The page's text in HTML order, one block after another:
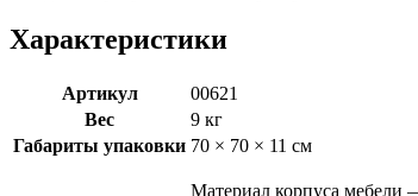
Характеристики
Артикул
00621
Вес
9 кг
Габариты упаковки 70 × 70 × 11 см
Материал корпуса мебели